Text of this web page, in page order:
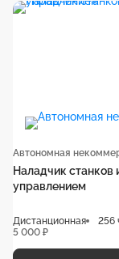
Наладчик
управлением
Дистанционная
256
5 000 ₽